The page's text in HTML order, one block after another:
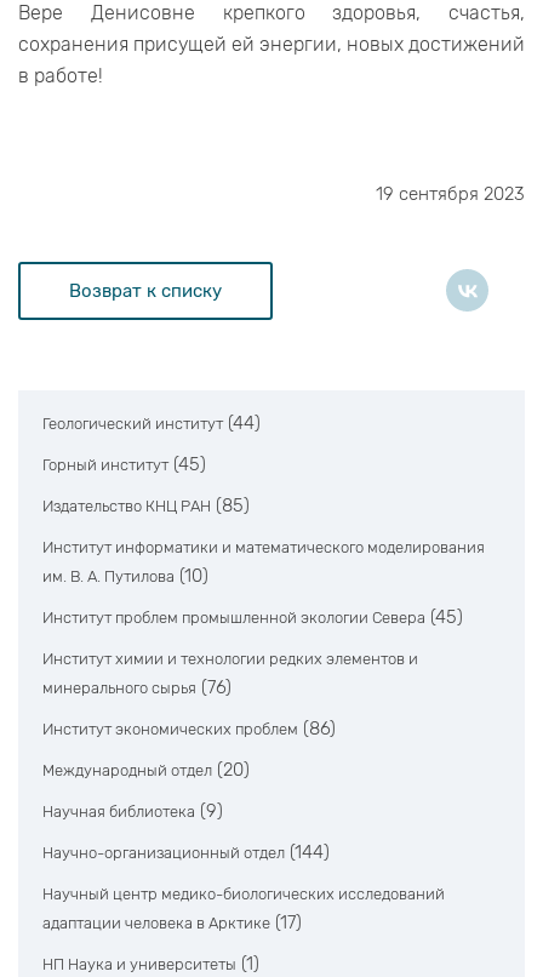
Вере Денисовне крепкого здоровья, счастья,
сохранения присущей ей энергии, новых достижений
в работе!
19 сентября 2023
Возврат к списку
Геологический институт (44)
Горный институт (45)
Издательство КНЦ РАН (85)
Институт информатики и математического моделирования
им. В. А. Путилова (10)
Институт проблем промышленной экологии Севера (45)
Институт химии и технологии редких элементов и
минерального сырья (76)
Институт экономических проблем (86)
Международный отдел (20)
Научная библиотека (9)
Научно-организационный отдел (144)
Научный центр медико-биологических исследований
адаптации человека в Арктике (17)
НП Наука и университеты (1)